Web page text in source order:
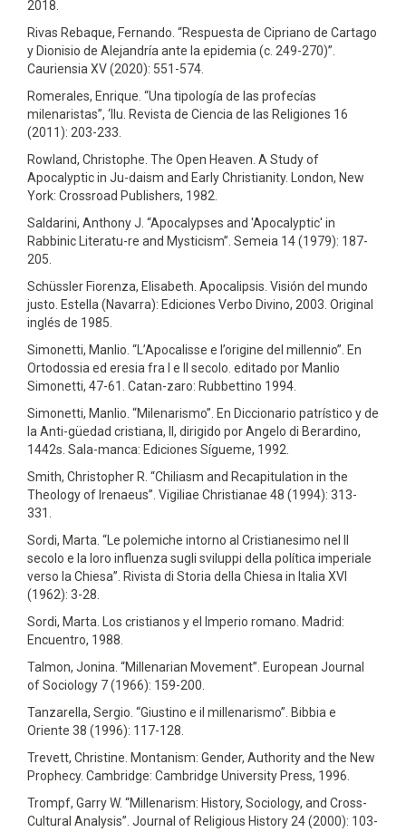
2018.
Rivas Rebaque, Fernando. “Respuesta de Cipriano de Cartago
y Dionisio de Alejandría ante la epidemia (c. 249-270)”.
Cauriensia XV (2020): 551-574.
Romerales, Enrique. “Una tipología de las profecías
milenaristas”, ‘Ilu. Revista de Ciencia de las Religiones 16
(2011): 203-233.
Rowland, Christophe. The Open Heaven. A Study of
Apocalyptic in Ju-daism and Early Christianity. London, New
York: Crossroad Publishers, 1982.
Saldarini, Anthony J. “Apocalypses and 'Apocalyptic' in
Rabbinic Literatu-re and Mysticism”. Semeia 14 (1979): 187-
205.
Schüssler Fiorenza, Elisabeth. Apocalipsis. Visión del mundo
justo. Estella (Navarra): Ediciones Verbo Divino, 2003. Original
inglés de 1985.
Simonetti, Manlio. “L’Apocalisse e l’origine del millennio”. En
Ortodossia ed eresia fra I e II secolo. editado por Manlio
Simonetti, 47-61. Catan-zaro: Rubbettino 1994.
Simonetti, Manlio. “Milenarismo”. En Diccionario patrístico y de
la Anti-güedad cristiana, II, dirigido por Angelo di Berardino,
1442s. Sala-manca: Ediciones Sígueme, 1992.
Smith, Christopher R. “Chiliasm and Recapitulation in the
Theology of lrenaeus”. Vigiliae Christianae 48 (1994): 313-
331.
Sordi, Marta. “Le polemiche intorno al Cristianesimo nel II
secolo e la loro influenza sugli sviluppi della política imperiale
verso la Chiesa”. Rivista di Storia della Chiesa in Italia XVI
(1962): 3-28.
Sordi, Marta. Los cristianos y el Imperio romano. Madrid:
Encuentro, 1988.
Talmon, Jonina. “Millenarian Movement”. European Journal
of Sociology 7 (1966): 159-200.
Tanzarella, Sergio. “Giustino e il millenarismo”. Bibbia e
Oriente 38 (1996): 117-128.
Trevett, Christine. Montanism: Gender, Authority and the New
Prophecy. Cambridge: Cambridge University Press, 1996.
Trompf, Garry W. “Millenarism: History, Sociology, and Cross-
Cultural Analysis”. Journal of Religious History 24 (2000): 103-